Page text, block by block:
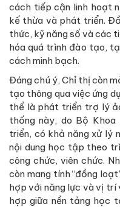
cách tiếp cận linh hoạt
kế thừa và phát triển.
thức, kỹ năng số và các
hóa quá trình đào tạo,
cách minh bạch.
Đáng chú ý, Chỉ thị còn
tạo thông qua việc ứng
thể là phát triển trợ lý
thống này, do Bộ
triển, có khả năng xử lý
nội dung học tập theo
công chức, viên chức.
còn mang tính “đồng
hợp với năng lực và vị trí
hợp giữa nền tảng học